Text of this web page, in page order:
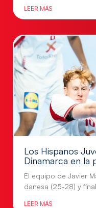
LEER MÁS
Los Hispanos
Dinamarca en la
El equipo de Javier
danesa (25-28) y
LEER MÁS